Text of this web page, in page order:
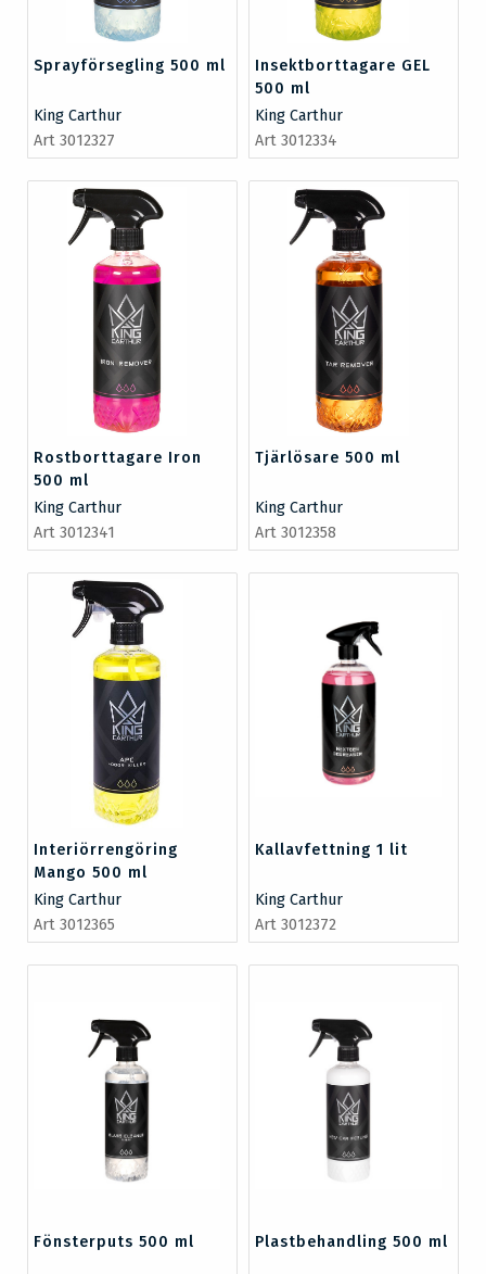
Sprayförsegling 500 ml
King Carthur
Art 3012327
Insektborttagare GEL
500 ml
King Carthur
Art 3012334
Rostborttagare Iron
500 ml
King Carthur
Art 3012341
Tjärlösare 500 ml
King Carthur
Art 3012358
Interiörrengöring
Mango 500 ml
King Carthur
Art 3012365
Kallavfettning 1 lit
King Carthur
Art 3012372
Fönsterputs 500 ml Plastbehandling 500 ml